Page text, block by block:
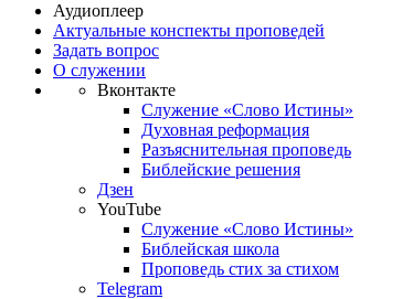
Аудиоплеер
Актуальные конспекты проповедей
Задать вопрос
О служении
Вконтакте
Служение «Слово Истины»
Духовная реформация
Разъяснительная проповедь
Библейские решения
Дзен
YouTube
Служение «Слово Истины»
Библейская школа
Проповедь стих за стихом
Telegram